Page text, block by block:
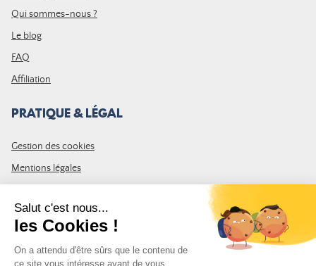
Qui sommes-nous ?
Le blog
FAQ
Affiliation
PRATIQUE & LÉGAL
Gestion des cookies
Mentions légales
Plan du site
REJOIGNEZ LA COMMUNAUTÉ